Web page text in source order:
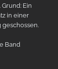
Ein
in einer
Band